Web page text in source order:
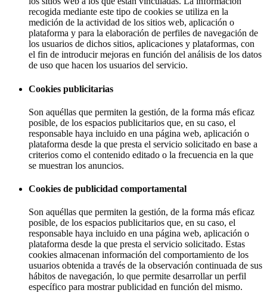
recogida mediante este tipo de cookies se utiliza en la
medición de la actividad de los sitios web, aplicación o
plataforma y para la elaboración de perfiles de navegación de
los usuarios de dichos sitios, aplicaciones y plataformas, con
el fin de introducir mejoras en función del análisis de los datos
de uso que hacen los usuarios del servicio.
Cookies publicitarias
Son aquéllas que permiten la gestión, de la forma más eficaz
posible, de los espacios publicitarios que, en su caso, el
responsable haya incluido en una página web, aplicación o
plataforma desde la que presta el servicio solicitado en base a
criterios como el contenido editado o la frecuencia en la que
se muestran los anuncios.
Cookies de publicidad comportamental
Son aquéllas que permiten la gestión, de la forma más eficaz
posible, de los espacios publicitarios que, en su caso, el
responsable haya incluido en una página web, aplicación o
plataforma desde la que presta el servicio solicitado. Estas
cookies almacenan información del comportamiento de los
usuarios obtenida a través de la observación continuada de sus
hábitos de navegación, lo que permite desarrollar un perfil
específico para mostrar publicidad en función del mismo.